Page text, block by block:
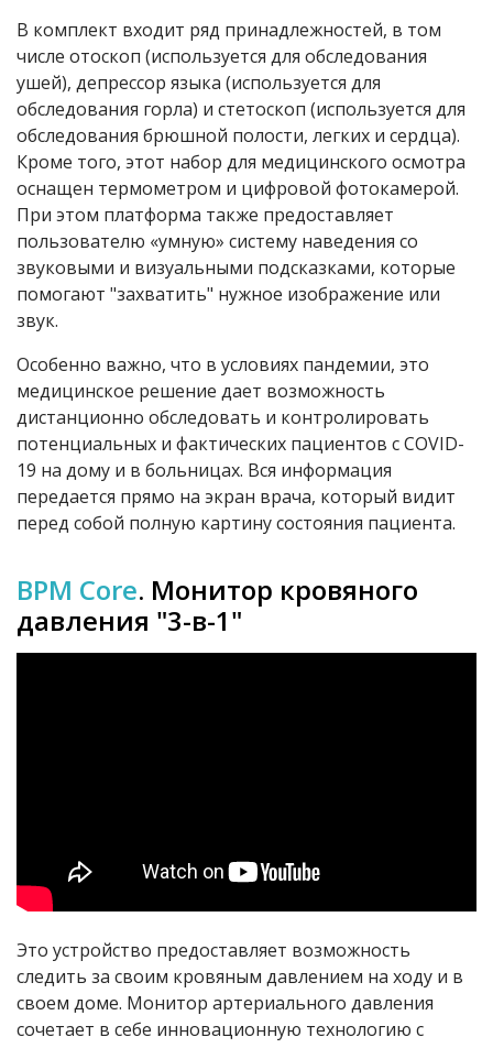
В комплект входит ряд принадлежностей, в том
числе отоскоп (используется для обследования
ушей), депрессор языка (используется для
обследования горла) и стетоскоп (используется для
обследования брюшной полости, легких и сердца).
Кроме того, этот набор для медицинского осмотра
оснащен термометром и цифровой фотокамерой.
При этом платформа также предоставляет
пользователю «умную» систему наведения со
звуковыми и визуальными подсказками, которые
помогают "захватить" нужное изображение или
звук.
Особенно важно, что в условиях пандемии, это
медицинское решение дает возможность
дистанционно обследовать и контролировать
потенциальных и фактических пациентов с COVID-
19 на дому и в больницах. Вся информация
передается прямо на экран врача, который видит
перед собой полную картину состояния пациента.
BPM Core. Монитор кровяного
давления "3-в-1"
Это устройство предоставляет возможность
следить за своим кровяным давлением на ходу и в
своем доме. Монитор артериального давления
сочетает в себе инновационную технологию с